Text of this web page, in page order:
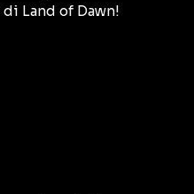
Land of Dawn!